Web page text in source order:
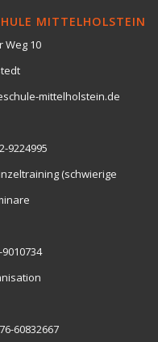
MITTELHOLSTEIN
Weg 10
mittelholstein.de
9224995
(schwierige
60832667